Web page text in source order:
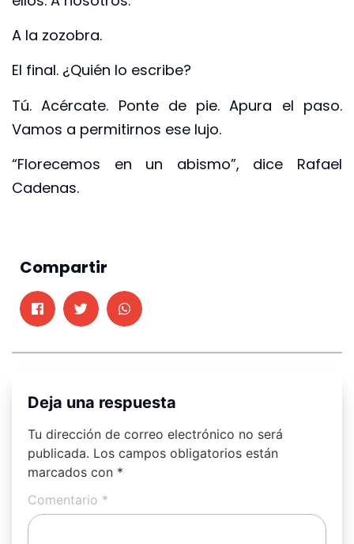
A la zozobra.
El final. ¿Quién lo escribe?
Tú. Acércate. Ponte de pie. Apura el paso.
Vamos a permitirnos ese lujo.
“Florecemos en un abismo”, dice Rafael
Cadenas.
Compartir
Deja una respuesta
Tu dirección de correo electrónico no será
publicada. Los campos obligatorios están
marcados con *
Comentario *